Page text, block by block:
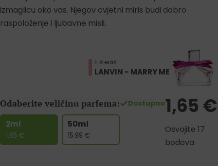
izmaglicu oko vas. Njegov cvjetni miris budi dobro
raspoloženje i ljubavne misli.
ti štediš
LANVIN - MARRY ME
Odaberite veličinu parfema:
2ml
1.65 €
50ml
15.99 €
Dostupno1,65 €
Osvojite 17
bodova